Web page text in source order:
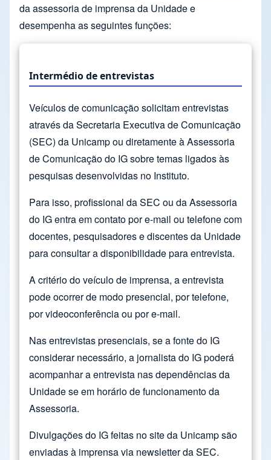
da assessoria de imprensa da Unidade e
desempenha as seguintes funções:
Intermédio de entrevistas
Veículos de comunicação solicitam entrevistas
através da Secretaria Executiva de Comunicação
(SEC) da Unicamp ou diretamente à Assessoria
de Comunicação do IG sobre temas ligados às
pesquisas desenvolvidas no Instituto.
Para isso, profissional da SEC ou da Assessoria
do IG entra em contato por e-mail ou telefone com
docentes, pesquisadores e discentes da Unidade
para consultar a disponibilidade para entrevista.
A critério do veículo de imprensa, a entrevista
pode ocorrer de modo presencial, por telefone,
por videoconferência ou por e-mail.
Nas entrevistas presenciais, se a fonte do IG
considerar necessário, a jornalista do IG poderá
acompanhar a entrevista nas dependências da
Unidade se em horário de funcionamento da
Assessoria.
Divulgações do IG feitas no site da Unicamp são
enviadas à imprensa via newsletter da SEC.